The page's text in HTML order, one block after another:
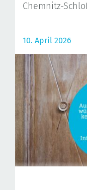
Chemnitz-
10. April 2026